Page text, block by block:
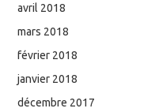
avril 2018
mars 2018
février 2018
janvier 2018
décembre 2017